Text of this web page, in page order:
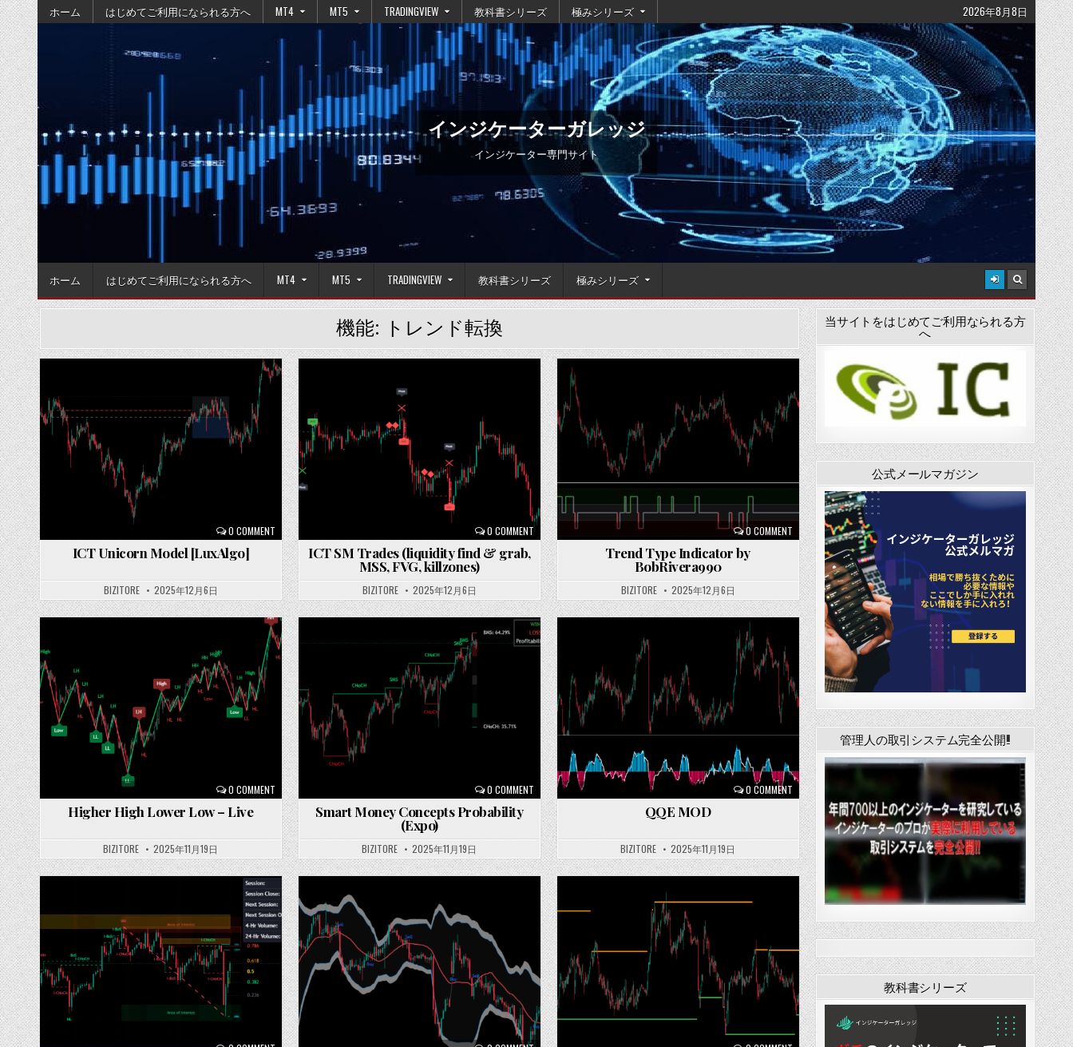
Skip
to
content
ホーム はじめてご利用になられる方へ MT4 MT5 TRADINGVIEW 教科書シリーズ 極みシリーズ 2026年8月8日
インジケーターガレッジ
インジケーター専門サイト
ホーム はじめてご利用になられる方へ MT4 MT5 TRADINGVIEW 教科書シリーズ 極みシリーズ
機能: トレンド転換
0 COMMENT
in
ICT Unicorn Model [LuxAlgo]
BIZITORE 2025年12月6日
0 COMMENT
ICT SM Trades (liquidity find & grab,
MSS, FVG, killzones)
BIZITORE 2025年12月6日
0 COMMENT
Trend Type Indicator by
BobRivera990
BIZITORE 2025年12月6日
0 COMMENT
Posted
in
Higher High Lower Low – Live
BIZITORE 2025年11月19日
0 COMMENT
Smart Money Concepts Probability
(Expo)
BIZITORE 2025年11月19日
0 COMMENT
QQE MOD
BIZITORE 2025年11月19日
Posted
in
Posted
in
Posted
当サイトをはじめてご利用なられる方
へ
公式メールマガジン
管理人の取引システム完全公開!!
教科書シリーズ